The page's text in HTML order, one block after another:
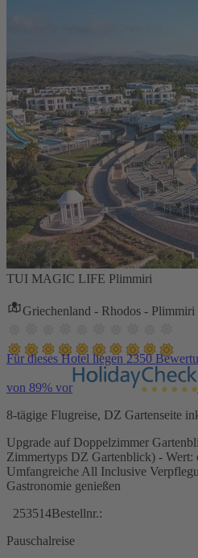
TUI MAGIC LIFE Plimmiri
Griechenland - Rhodos - Plimmiri
Für dieses Hotel liegen 2350
von 89% vor
8-tägige Flugreise, DZ Gartenseite
Upgrade auf Doppelzimmer
Zimmertyps DZ Gartenblick) - Wert:
Umfangreiche All Inclusive
Gastronomie genießen
253514Bestellnr.:
Pauschalreise